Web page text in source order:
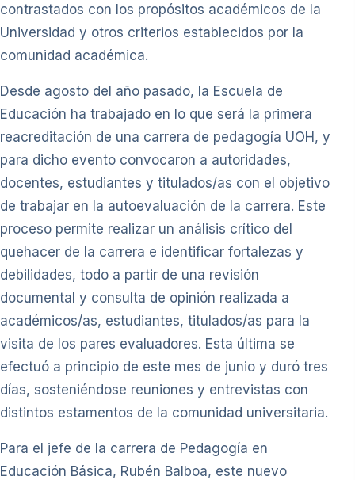
contrastados con los propósitos académicos de la
Universidad y otros criterios establecidos por la
comunidad académica.
Desde agosto del año pasado, la Escuela de
Educación ha trabajado en lo que será la primera
reacreditación de una carrera de pedagogía UOH, y
para dicho evento convocaron a autoridades,
docentes, estudiantes y titulados/as con el objetivo
de trabajar en la autoevaluación de la carrera. Este
proceso permite realizar un análisis crítico del
quehacer de la carrera e identificar fortalezas y
debilidades, todo a partir de una revisión
documental y consulta de opinión realizada a
académicos/as, estudiantes, titulados/as para la
visita de los pares evaluadores. Esta última se
efectuó a principio de este mes de junio y duró tres
días, sosteniéndose reuniones y entrevistas con
distintos estamentos de la comunidad universitaria.
Para el jefe de la carrera de Pedagogía en
Educación Básica, Rubén Balboa, este nuevo